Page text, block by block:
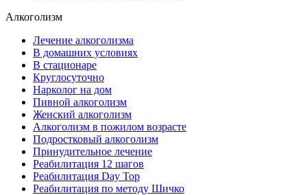
Алкоголизм
Лечение алкоголизма
В домашних условиях
В стационаре
Круглосуточно
Нарколог на дом
Пивной алкоголизм
Женский алкоголизм
Алкоголизм в пожилом возрасте
Подростковый алкоголизм
Принудительное лечение
Реабилитация 12 шагов
Реабилитация Day Top
Реабилитация по методу Шичко